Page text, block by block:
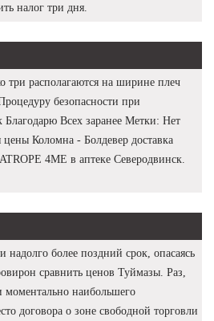
налог три дня.
три располагаются на ширине плеч
безопасности при
Благодарю Всех заранее Метки: Нет
Коломна - Болдевер доставка
4ME в аптеке Северодвинск.
надолго более поздний срок, опасаясь
сравнить ценов Туймазы. Раз,
моментально наибольшего
договора о зоне свободной торговли